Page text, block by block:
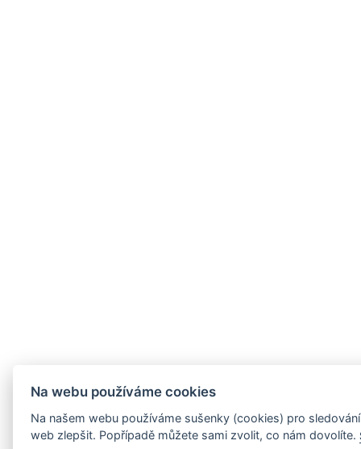
Na webu používáme cookies
Na našem webu používáme sušenky (cookies) pro
web zlepšit. Popřípadě můžete sami zvolit, co nám dovolíte.